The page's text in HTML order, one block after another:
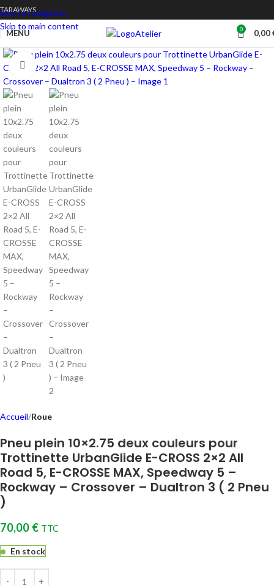
Skip to navigation
Skip to main content
TARAWAYS
MENU Atelier 0 0,00
Cliquez pour agrandir
Accueil Roue
Pneu plein 10×2.75 deux couleurs pour
Trottinette UrbanGlide E-CROSS 2×2 All
Road 5, E-CROSSE MAX, Speedway 5 –
Rockway – Crossover – Dualtron 3 ( 2 Pneu
)
70,00 € TTC
En stock